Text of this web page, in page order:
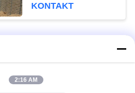
KONTAKT
Alle
Militärsperre
2:16 AM